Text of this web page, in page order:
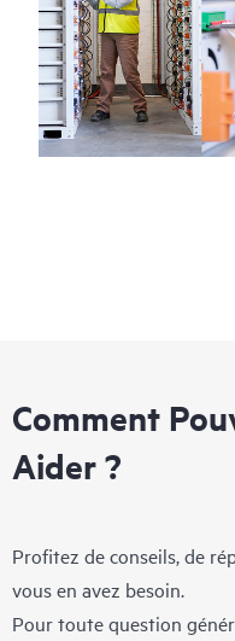
Comment
Aider ?
Profitez de conseils, de
vous en avez besoin.
Pour toute question